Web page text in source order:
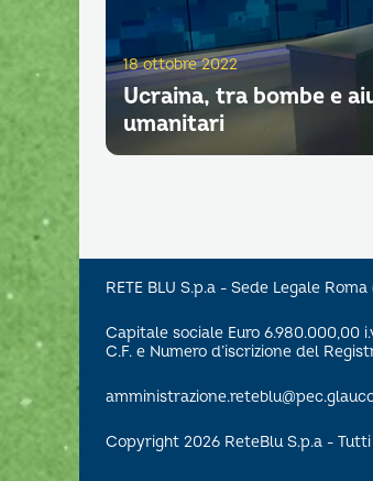
18 ottobre 2022
Ucraina, tra bombe e
umanitari
RETE BLU S.p.a - Sede Legale
Capitale sociale Euro 6.980.000,00
C.F. e Numero d’iscrizione del
Copyright 2026 ReteBlu S.p.a -